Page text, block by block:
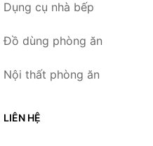
Dụng cụ nhà bếp
Đồ dùng phòng ăn
Nội thất phòng ăn
LIÊN HỆ